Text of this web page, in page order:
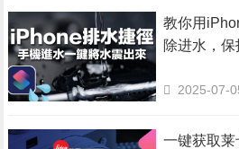
教你用
除进水，保
2025-07-
一键获取